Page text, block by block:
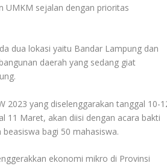
UMKM sejalan dengan prioritas
dua lokasi yaitu Bandar Lampung dan
daerah yang sedang giat
2023 yang diselenggarakan tanggal 10-
11 Maret, akan diisi dengan acara bakti
bagi 50 mahasiswa.
ekonomi mikro di Provinsi